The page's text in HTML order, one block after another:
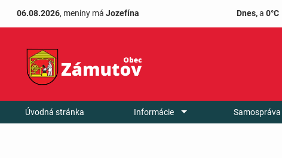
06.08.2026, meniny má Jozefína Dnes, a 0°C
Úvodná stránka Informácie Samospráva